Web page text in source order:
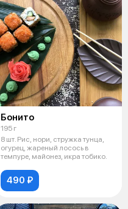
Бонито
195 г
8 шт. Рис, нори, стружка тунца,
огурец, жареный лосось в
темпуре, майонез, икра тобико.
490 ₽